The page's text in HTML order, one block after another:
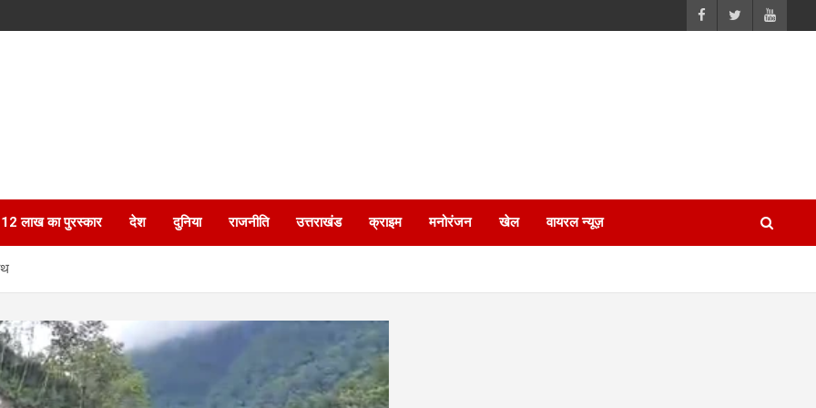
12 लाख का पुरस्कार देश दुनिया राजनीति उत्तराखंड क्राइम मनोरंजन खेल वायरल न्यूज़